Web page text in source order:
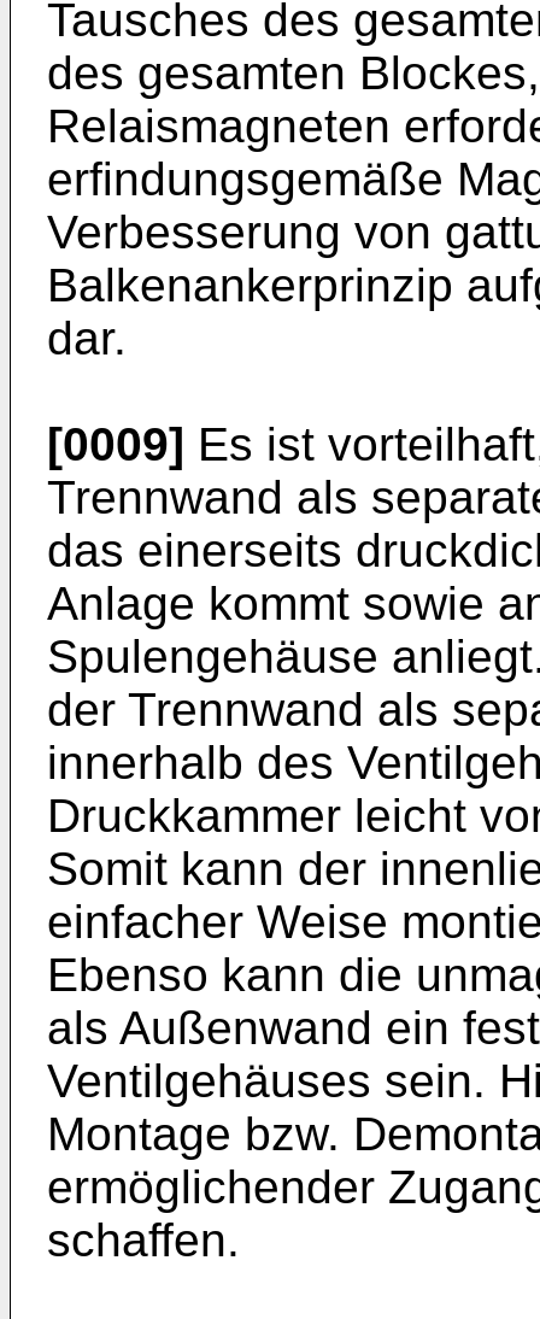
Tausches des
des gesamten
Relaismagneten
erfindungsgemäße
Verbesserung von
Balkenankerprinzip
dar.
[0009] Es ist
Trennwand als
das einerseits
Anlage kommt sowie
Spulengehäuse
der Trennwand als
innerhalb des
Druckkammer leicht
Somit kann der
einfacher Weise
Ebenso kann die
als Außenwand ein
Ventilgehäuses sein.
Montage bzw.
ermöglichender
schaffen.